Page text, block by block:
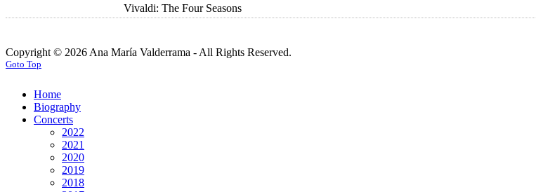
Vivaldi: The Four Seasons
Copyright © 2026 Ana María Valderrama - All Rights Reserved.
Goto Top
Home
Biography
Concerts
2022
2021
2020
2019
2018